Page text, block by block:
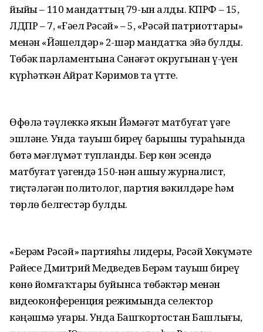
йыйҙы – 110 мандаттың 79-ын алды. КПРФ – 15,
ЛДПР – 7, «Ғәҙел Рәсәй» – 5, «Рәсәй патриоттары»
менән «Йәшелдәр» 2-шәр мандатҡа эйә булды.
Төбәк парламентына Сәнәғәт округынан үҙ-үҙен
күрһәткән Айрат Кәримов та үтте.
Өфөлә тәүлеккә яҡын Йәмәғәт матбуғат үҙәге
эшләне. Унда тауыш биреү барышы тураһында
бөтә мәғлүмәт тупланды. Бер көн эсендә
матбуғат үҙәгендә 150-нән ашыу журналист,
тиҫтәләгән политолог, партия вәкилдәре һәм
төрлө белгестәр булды.
«Берҙәм Рәсәй» партияһы лидеры, Рәсәй Хөкүмәте
Рәйесе Дмитрий Медведев Берҙәм тауыш биреү
көнө йомғаҡтары буйынса төбәктәр менән
видеоконференция режимында селектор
кәңәшмә уҙғарҙы. Унда Башҡортостан Башлығы,